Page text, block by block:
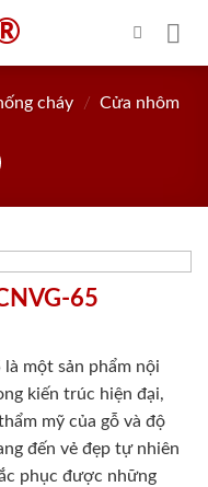
cháy / Cửa nhôm
65
một sản phẩm nội
kiến trúc hiện đại,
mỹ của gỗ và độ
đến vẻ đẹp tự nhiên
phục được những